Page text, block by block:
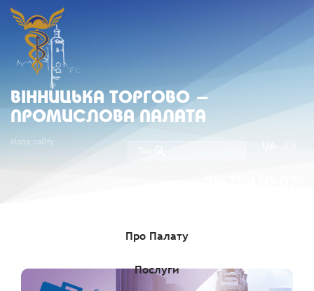
ВIННИЦЬКА ТОРГОВО -
ПРОМИСЛОВА ПАЛАТА
Мапа сайту
Про Палату
Послуги